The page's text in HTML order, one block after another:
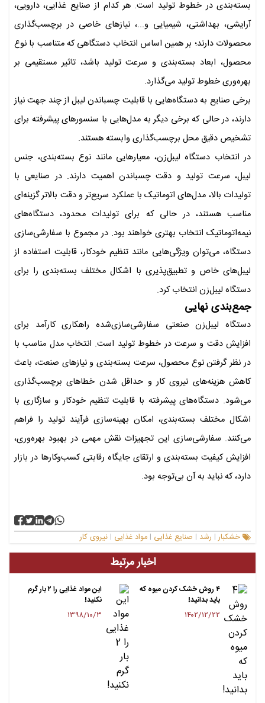
بسته‌بندی در خطوط تولید است. هر کدام از صنایع غذایی، دارویی،
آرایشی، بهداشتی، شیمیایی و...، نیازهای خاصی در برچسب‌گذاری
محصولات دارند؛ بر همین اساس انتخاب دستگاهی که متناسب با نوع
محصول، ابعاد بسته‌بندی و سرعت تولید باشد، تاثیر مستقیمی بر
بهره‌وری خطوط تولید می‌گذارد.
برخی صنایع به دستگاه‌هایی با قابلیت چسباندن لیبل از چند جهت نیاز
دارند، در حالی که برخی دیگر به مدل‌هایی با سنسورهای پیشرفته برای
تشخیص دقیق محل برچسب‌گذاری وابسته هستند.
در انتخاب دستگاه لیبل‌زن، معیارهایی مانند نوع بسته‌بندی، جنس
لیبل، سرعت تولید و دقت چسباندن اهمیت دارند. در صنایعی با
تولیدات بالا، مدل‌های اتوماتیک با عملکرد سریع‌تر و دقت بالاتر گزینه‌ای
مناسب هستند، در حالی که برای تولیدات محدود، دستگاه‌های
نیمه‌اتوماتیک انتخاب بهتری خواهند بود. در مجموع با سفارشی‌سازی
دستگاه، می‌توان ویژگی‌هایی مانند تنظیم خودکار، قابلیت استفاده از
لیبل‌های خاص و تطبیق‌پذیری با اشکال مختلف بسته‌بندی را برای
دستگاه لیبل‌زن انتخاب کرد.
جمع‌بندی نهایی
دستگاه لیبل‌زن صنعتی سفارشی‌سازی‌شده راهکاری کارآمد برای
افزایش دقت و سرعت در خطوط تولید است. انتخاب مدل مناسب با
در نظر گرفتن نوع محصول، سرعت بسته‌بندی و نیازهای صنعت، باعث
کاهش هزینه‌های نیروی کار و حداقل شدن خطاهای برچسب‌گذاری
می‌شود. دستگاه‌های پیشرفته با قابلیت تنظیم خودکار و سازگاری با
اشکال مختلف بسته‌بندی، امکان بهینه‌سازی فرآیند تولید را فراهم
می‌کنند. سفارشی‌سازی این تجهیزات نقش مهمی در بهبود بهره‌وری،
افزایش کیفیت بسته‌بندی و ارتقای جایگاه رقابتی کسب‌وکارها در بازار
دارد، که نباید به آن بی‌توجه بود.
خشکبار | رشد | صنایع غذایی | مواد غذایی | نیروی کار
اخبار مرتبط
۴ روش خشک کردن میوه که
باید بدانید!
۱۴۰۲/۱۲/۲۲
این مواد غذایی را ۲ بار گرم
نکنید!
۱۳۹۸/۱۰/۳